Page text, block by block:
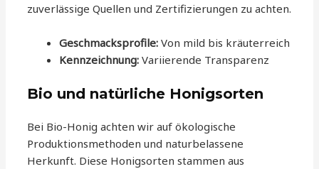
zuverlässige Quellen und Zertifizierungen zu achten.
Geschmacksprofile: Von mild bis kräuterreich
Kennzeichnung: Variierende Transparenz
Bio und natürliche Honigsorten
Bei Bio-Honig achten wir auf ökologische
Produktionsmethoden und naturbelassene
Herkunft. Diese Honigsorten stammen aus